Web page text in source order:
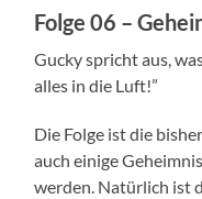
Folge 06 –
Gucky spricht aus,
alles in die Luft!”
Die Folge ist die
auch einige
werden. Natürlich ist